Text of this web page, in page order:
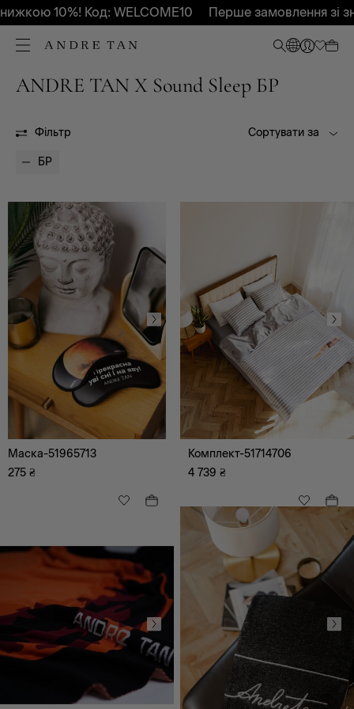
10%! Код: WELCOME10 Перше замовлення зі
ANDRE TAN X Sound Sleep БР
Фільтр
БР
чорний сірий
Сортувати за
БР
Маска-51965713
275 ₴
Комплект-51714706
4 739 ₴